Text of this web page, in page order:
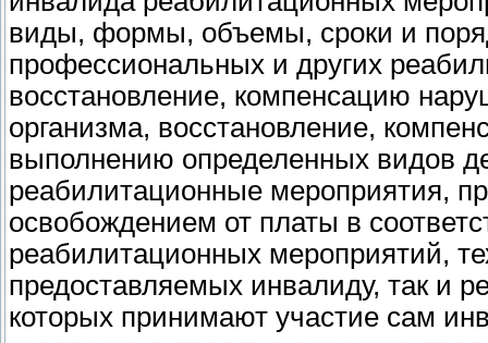
виды, формы, объемы, сроки и
профессиональных и других
восстановление, компенсацию
организма, восстановление,
выполнению определенных видов
реабилитационные мероприятия,
освобождением от платы в
реабилитационных мероприятий,
предоставляемых инвалиду, так и
которых принимают участие сам